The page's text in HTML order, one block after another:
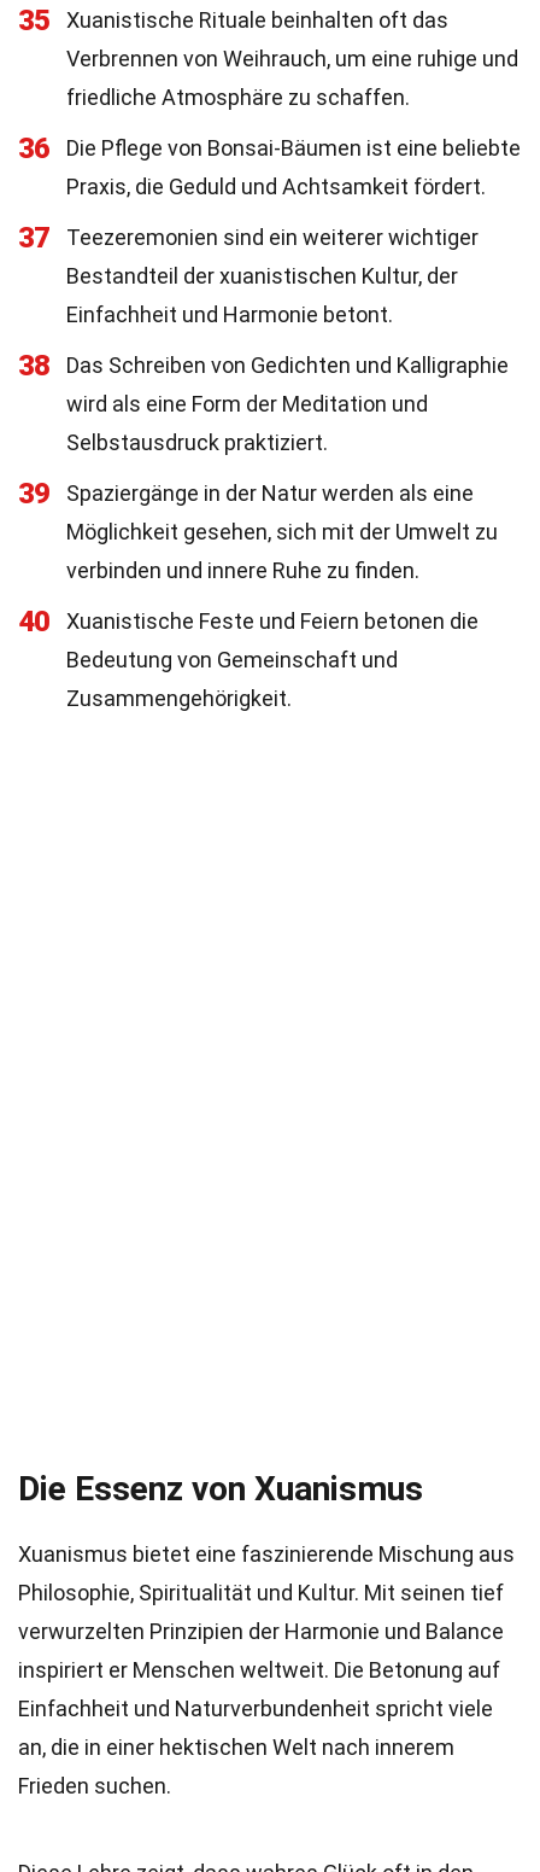
35
Xuanistische Rituale beinhalten oft das
Verbrennen von Weihrauch, um eine ruhige und
friedliche Atmosphäre zu schaffen.
36
Die Pflege von Bonsai-Bäumen ist eine beliebte
Praxis, die Geduld und Achtsamkeit fördert.
37
Teezeremonien sind ein weiterer wichtiger
Bestandteil der xuanistischen Kultur, der
Einfachheit und Harmonie betont.
38
Das Schreiben von Gedichten und Kalligraphie
wird als eine Form der Meditation und
Selbstausdruck praktiziert.
39
Spaziergänge in der Natur werden als eine
Möglichkeit gesehen, sich mit der Umwelt zu
verbinden und innere Ruhe zu finden.
40
Xuanistische Feste und Feiern betonen die
Bedeutung von Gemeinschaft und
Zusammengehörigkeit.
Die Essenz von Xuanismus
Xuanismus bietet eine faszinierende Mischung aus
Philosophie, Spiritualität und Kultur. Mit seinen tief
verwurzelten Prinzipien der Harmonie und Balance
inspiriert er Menschen weltweit. Die Betonung auf
Einfachheit und Naturverbundenheit spricht viele
an, die in einer hektischen Welt nach innerem
Frieden suchen.